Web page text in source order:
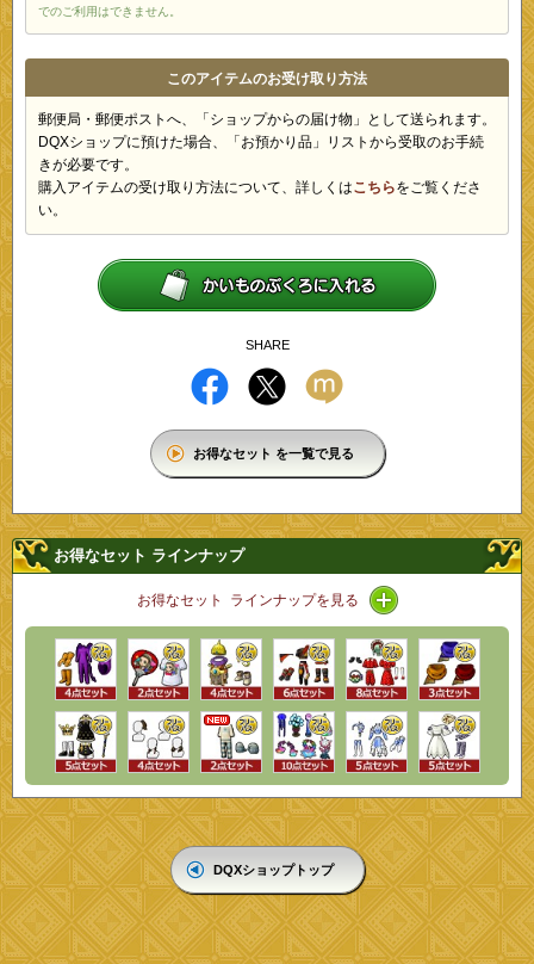
でのご利用はできません。
このアイテムのお受け取り方法
郵便局・郵便ポストへ、「ショップからの届け物」として送られます。
DQXショップに預けた場合、「お預かり品」リストから受取のお手続
きが必要です。
購入アイテムの受け取り方法について、詳しくはこちらをご覧くださ
い。
SHARE
お得なセット を一覧で見る
お得なセット ラインナップ
お得なセット ラインナップを見る アイコン / ラインナ
DQXショップトップ